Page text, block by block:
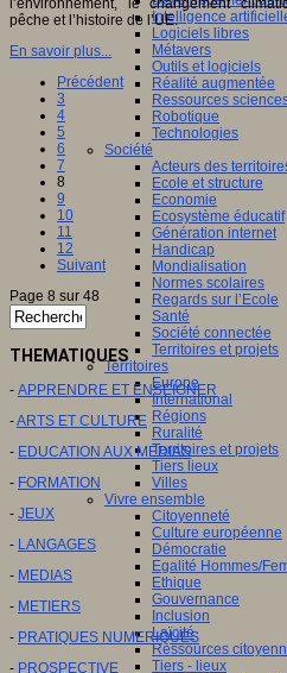
Intelligence
Logiciels libres
Métavers
Outils et logiciels
Réalité augmentée
Ressources
Robotique
Technologies
Société
Acteurs des
Ecole et structure
Economie
Ecosystème éducatif
Génération internet
Handicap
Mondialisation
Normes scolaires
Regards sur l’Ecole
Santé
Société connectée
Territoires et projets
Territoires
Europe
International
Régions
Ruralité
Territoires et projets
Tiers lieux
Villes
Vivre ensemble
Citoyenneté
Culture européenne
Démocratie
Egalité Hommes/
Ethique
Gouvernance
Inclusion
Laïcité
Ressources
Tiers - lieux
pêche et l’histoire de l’UE.
En savoir plus...
Précédent
3
4
5
6
7
8
9
10
11
12
Suivant
Page 8 sur 48
THEMATIQUES
- APPRENDRE ET ENSEIGNER
-ARTS ET CULTURE
- EDUCATION AUX MEDIAS
- FORMATION
- JEUX
- LANGAGES
- MEDIAS
- METIERS
- PRATIQUES NUMERIQUES
- PROSPECTIVE